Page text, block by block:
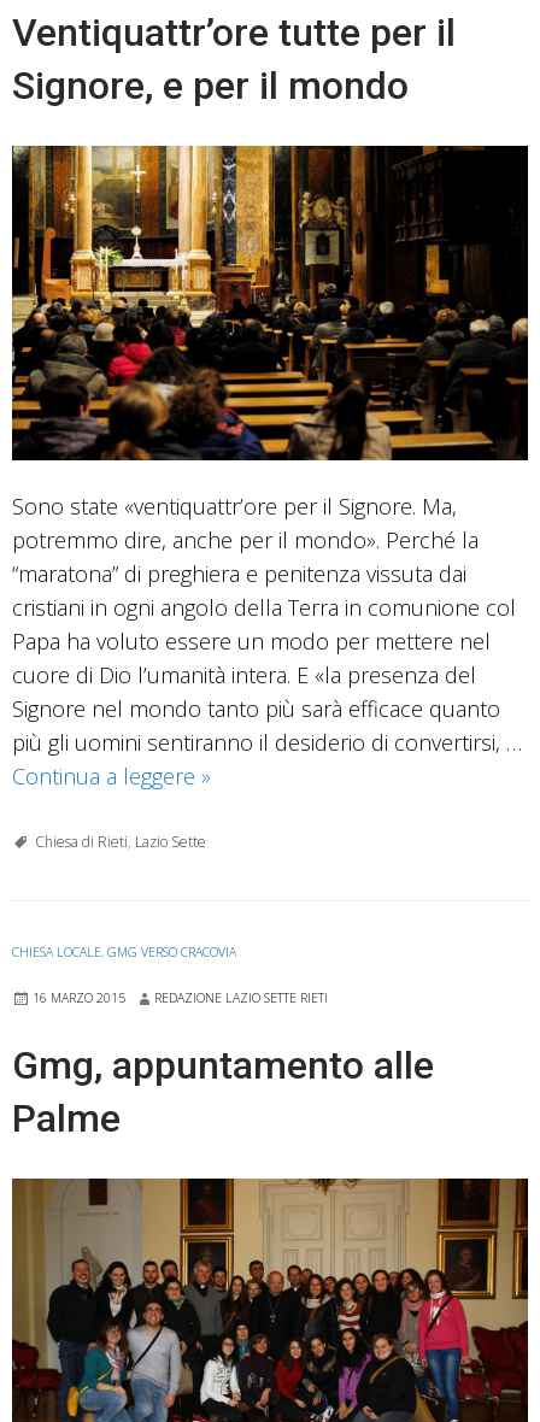
Ventiquattr’ore tutte per il
Signore, e per il mondo
Sono state «ventiquattr’ore per il Signore. Ma,
potremmo dire, anche per il mondo». Perché la
“maratona” di preghiera e penitenza vissuta dai
cristiani in ogni angolo della Terra in comunione col
Papa ha voluto essere un modo per mettere nel
cuore di Dio l’umanità intera. E «la presenza del
Signore nel mondo tanto più sarà efficace quanto
più gli uomini sentiranno il desiderio di convertirsi, …
Continua a leggere Ventiquattr’ore
per
e
il
»
Chiesa di Rieti, Lazio Sette
CHIESA LOCALE, GMG VERSO CRACOVIA
16 MARZO 2015 REDAZIONE LAZIO SETTE RIETI
Gmg, appuntamento alle
Palme